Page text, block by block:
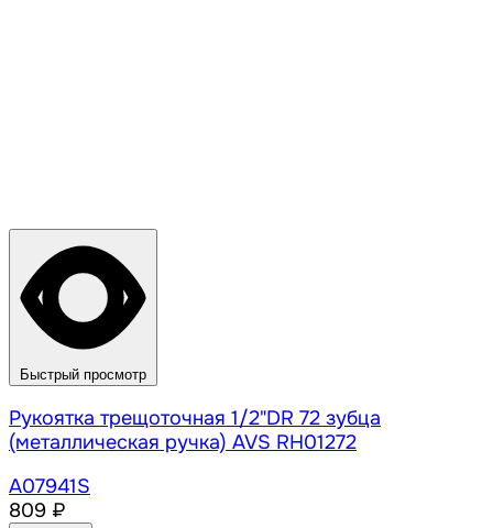
Быстрый просмотр
Рукоятка трещоточная 1/2"DR 72 зубца
(металлическая ручка) AVS RH01272
A07941S
809 ₽